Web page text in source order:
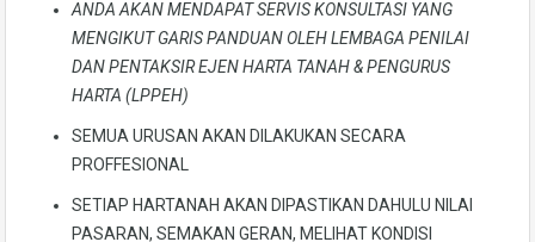
ANDA AKAN MENDAPAT SERVIS KONSULTASI YANG
MENGIKUT GARIS PANDUAN OLEH LEMBAGA PENILAI
DAN PENTAKSIR EJEN HARTA TANAH & PENGURUS
HARTA (LPPEH)
SEMUA URUSAN AKAN DILAKUKAN SECARA
PROFFESIONAL
SETIAP HARTANAH AKAN DIPASTIKAN DAHULU NILAI
PASARAN, SEMAKAN GERAN, MELIHAT KONDISI